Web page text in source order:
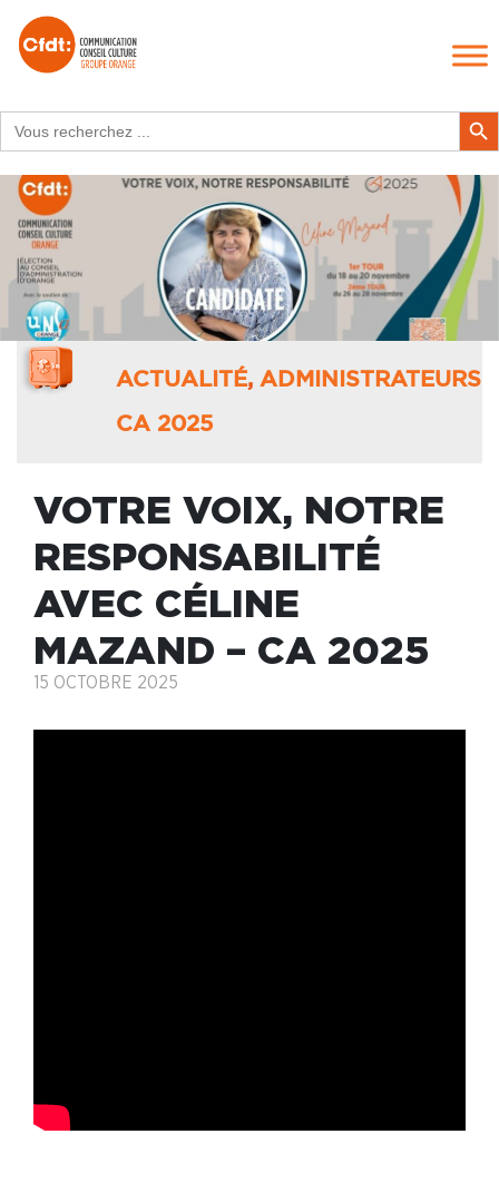
for:
Search
ACTUALITÉ, ADMINISTRATEURS
CA 2025
VOTRE VOIX, NOTRE
RESPONSABILITÉ
AVEC CÉLINE
MAZAND – CA 2025
15 OCTOBRE 2025